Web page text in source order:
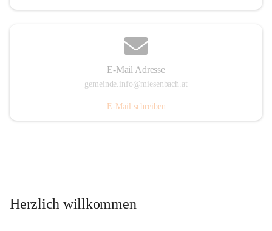
E-Mail Adresse
gemeinde.info@miesenbach.at
E-Mail schreiben
Herzlich willkommen